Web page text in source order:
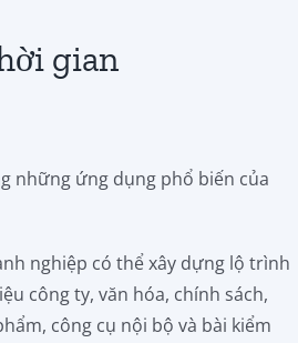
gian
những ứng dụng phổ biến của
nghiệp có thể xây dựng lộ trình
công ty, văn hóa, chính sách,
công cụ nội bộ và bài kiểm